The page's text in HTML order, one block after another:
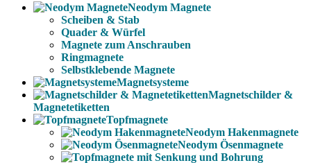
Neodym Magnete
Scheiben & Stab
Quader & Würfel
Magnete zum Anschrauben
Ringmagnete
Selbstklebende Magnete
Magnetsysteme
Magnetschilder &
Magnetetiketten
Topfmagnete
Neodym Hakenmagnete
Neodym Ösenmagnete